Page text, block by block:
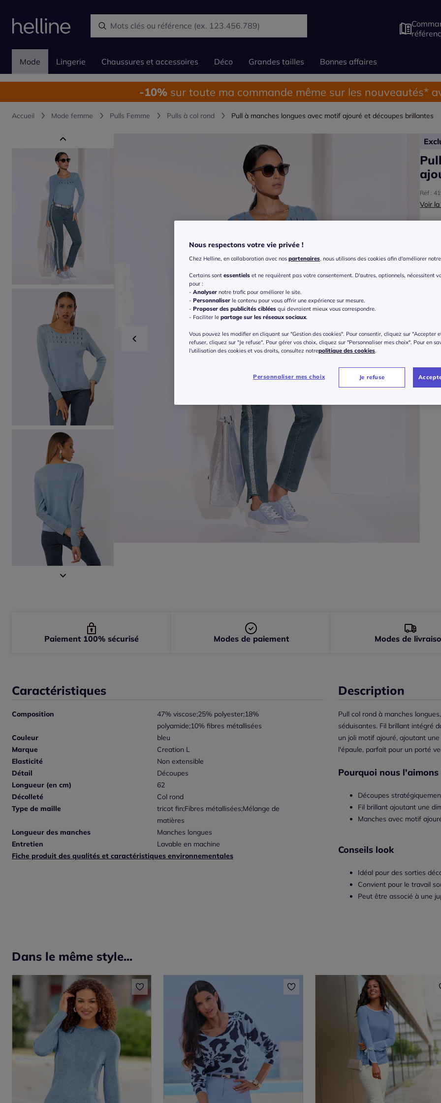
Mode Lingerie Chaussures et accessoires Déco Grandes tailles Bonnes affaires
-10% sur toute ma commande même sur les nouveautés*
Accueil Mode femme Pulls Femme Pulls à col rond Pull à manches longues avec motif ajouré et découpes brillantes
Réf :
Voir
40
44
85
Caractéristiques
Composition
47% viscose;25% polyester;18%
polyamide;10% fibres métallisées
Couleur
bleu
Marque
Creation L
Elasticité
Non extensible
Détail
Découpes
Longueur (en cm)
62
Décolleté
Col rond
Type de maille
tricot fin;Fibres métallisées;Mélange de
matières
Longueur des manches
Manches longues
Entretien
Lavable en machine
Fiche produit des qualités et caractéristiques environnementales
Description
Pull col rond à manches
séduisantes. Fil brillant intégré
un joli motif ajouré, ajoutant
l'épaule, parfait pour un porté
Pourquoi nous l'aimons
Découpes
Fil brillant ajoutant une
Manches avec motif
Conseils look
Idéal pour des sorties
Convient pour le travail
Peut être associé à une
Paiement 100% sécurisé Modes de paiement Modes de
Dans le même style...
Nous respectons votre vie privée !
Chez Helline, en collaboration avec nos partenaires, nous utilisons des cookies afin d'améliorer
Certains sont essentiels et ne requièrent pas votre consentement. D'autres, optionnels, nécessitent
pour :
- Analyser notre trafic pour améliorer le site.
- Personnaliser le contenu pour vous offrir une expérience sur mesure.
- Proposer des publicités ciblées qui devraient mieux vous correspondre.
- Faciliter le partage sur les réseaux sociaux.
Vous pouvez les modifier en cliquant sur "Gestion des cookies". Pour consentir, cliquez sur "Accepter
refuser, cliquez sur "Je refuse". Pour gérer vos choix, cliquez sur "Personnaliser mes choix". Pour en
l'utilisation des cookies et vos droits, consultez notrepolitique des cookies.
Personnaliser mes choix Je refuse